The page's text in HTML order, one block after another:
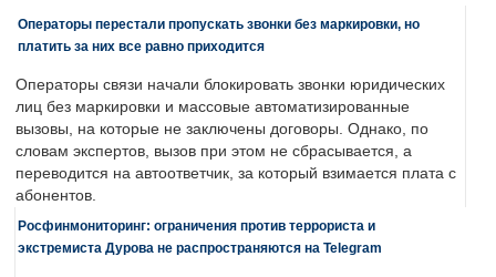
Операторы перестали пропускать звонки без маркировки, но
платить за них все равно приходится
Операторы связи начали блокировать звонки юридических
лиц без маркировки и массовые автоматизированные
вызовы, на которые не заключены договоры. Однако, по
словам экспертов, вызов при этом не сбрасывается, а
переводится на автоответчик, за который взимается плата с
абонентов.
Росфинмониторинг: ограничения против террориста и
экстремиста Дурова не распространяются на Telegram